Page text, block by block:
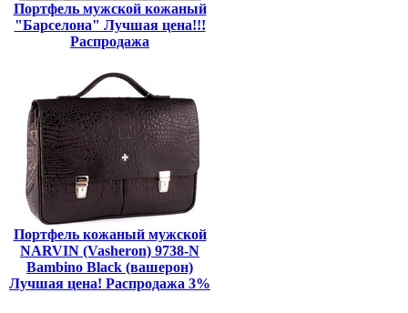
Портфель мужской кожаный
"Барселона" Лучшая цена!!!
Распродажа
Портфель кожаный мужской
NARVIN (Vasheron) 9738-N
Bambino Black (вашерон)
Лучшая цена! Распродажа 3%